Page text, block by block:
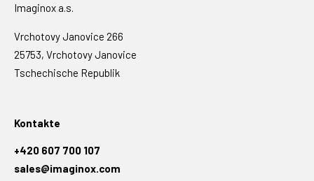
Imaginox a.s.
Vrchotovy Janovice 266
25753, Vrchotovy Janovice
Tschechische Republik
Kontakte
+420 607 700 107
sales@imaginox.com